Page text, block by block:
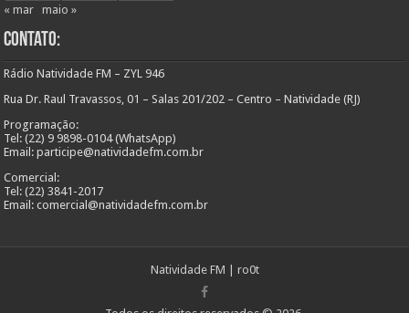
« mar
maio »
Contato:
Rádio Natividade FM – ZYL 946
Rua Dr. Raul Travassos, 01 – Salas 201/202 – Centro – Natividade (RJ)
Programação:
Tel: (22) 9 9898-0104 (WhatsApp)
Email: participe@natividadefm.com.br
Comercial:
Tel: (22) 3841-2017
Email: comercial@natividadefm.com.br
Natividade FM ro0t